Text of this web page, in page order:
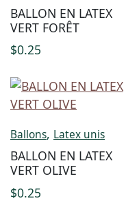
BALLON EN LATEX
VERT FORÊT
$0.25
Ballons, Latex unis
BALLON EN LATEX
VERT OLIVE
$0.25